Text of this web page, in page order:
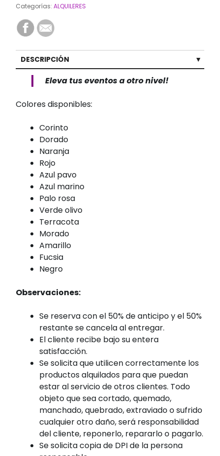
Categorías: ALQUILERES
DESCRIPCIÓN
Eleva tus eventos a otro nivel!
Colores disponibles:
Corinto
Dorado
Naranja
Rojo
Azul pavo
Azul marino
Palo rosa
Verde olivo
Terracota
Morado
Amarillo
Fucsia
Negro
Observaciones:
Se reserva con el 50% de anticipo y el 50%
restante se cancela al entregar.
El cliente recibe bajo su entera
satisfacción.
Se solicita que utilicen correctamente los
productos alquilados para que puedan
estar al servicio de otros clientes. Todo
objeto que sea cortado, quemado,
manchado, quebrado, extraviado o sufrido
cualquier otro daño, será responsabilidad
del cliente, reponerlo, repararlo o pagarlo.
Se solicita copia de DPI de la persona